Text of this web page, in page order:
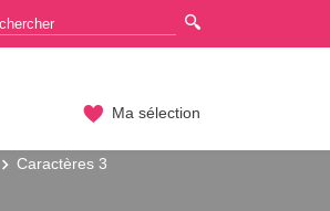
Ma sélection
Caractères 3